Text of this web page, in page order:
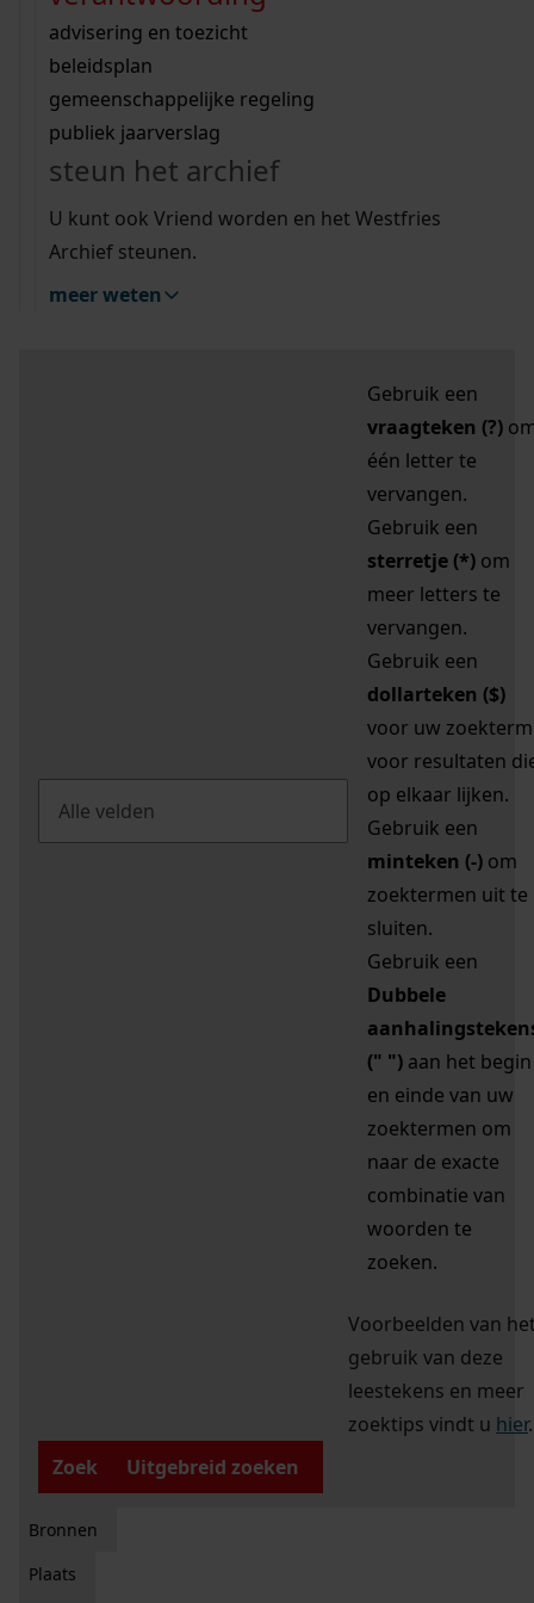
bouwvergunningen
omgevingsvergunningen
vergunningen
beeld en geluid
uitleg nodig?
Wij helpen u op weg met een aantal zoektips.
bekijk alle zoektips
Wij helpen u op weg met een aantal zoektips.
bekijk alle zoektips
bekijk ons geschiedenislokaal
advisering en toezicht
beleidsplan
gemeenschappelijke regeling
publiek jaarverslag
steun het archief
U kunt ook Vriend worden en het Westfries
Archief steunen.
meer weten
zoektips
Mijn Studiezaal (inloggen)
uw zoekopdracht te
Gebruik een
vraagteken (?)
één letter te
vervangen.
Gebruik een
sterretje (*) om
meer letters te
vervangen.
Gebruik een
dollarteken ($)
voor uw zoekterm
voor resultaten
op elkaar lijken.
Gebruik een
minteken (-) om
zoektermen uit te
sluiten.
Gebruik een
Dubbele
(" ") aan het begin
en einde van uw
zoektermen om
naar de exacte
combinatie van
woorden te
zoeken.
Voorbeelden van
gebruik van deze
leestekens en meer
zoektips vindt u hier.
Zoek
Uitgebreid zoeken
Bronnen
Plaats